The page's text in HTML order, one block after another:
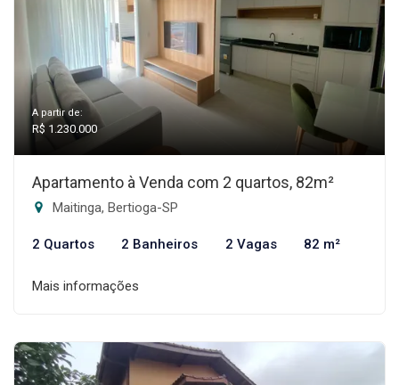
A partir de:
R$ 1.230.000
Apartamento à Venda com 2 quartos, 82m²
Maitinga, Bertioga-SP
2 Quartos 2 Banheiros 2 Vagas 82 m²
Mais informações